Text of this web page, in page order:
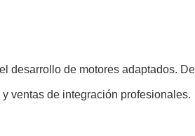
de motores adaptados.
ventas de integración profesionales.